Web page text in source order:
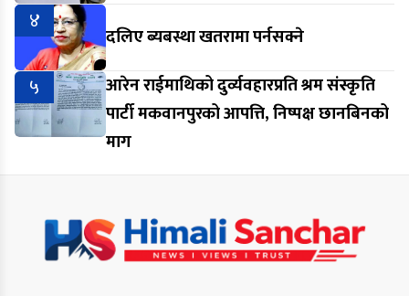
४
दलिए ब्यबस्था खतरामा पर्नसक्ने
५
आरेन राईमाथिको दुर्व्यवहारप्रति श्रम संस्कृति
पार्टी मकवानपुरको आपत्ति, निष्पक्ष छानबिनको
माग